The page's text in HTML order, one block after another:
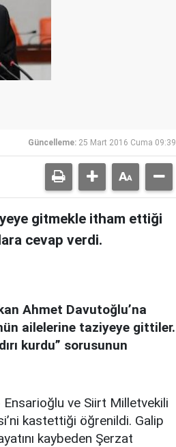
Güncelleme: 25 Mart 2016 Cuma 09:39
gitmekle itham ettiği
cevap verdi.
Ahmet Davutoğlu’na
ailelerine taziyeye gittiler.
kurdu” sorusunun
Ensarioğlu ve Siirt Milletvekili
kastettiği öğrenildi. Galip
kaybeden Şerzat